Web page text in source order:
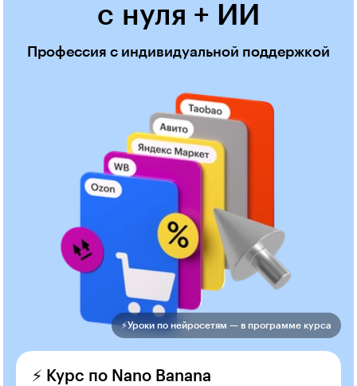
с нуля + ИИ
Профессия с индивидуальной поддержкой
⚡️Уроки по нейросетям — в программе курса
⚡ Курс по Nano Banana